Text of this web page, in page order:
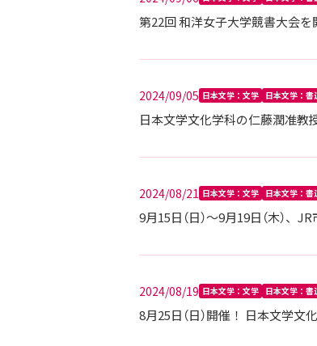
第22回 和洋女子大学競書大会を
2024/09/05 日本文学：文学 日本文学：書
日本文学文化学科の仁藤潤准教
2024/08/21 日本文学：文学 日本文学：書
9月15日（日）～9月19日（木）、
2024/08/19 日本文学：文学 日本文学：書
8月25日（日）開催！ 日本文学